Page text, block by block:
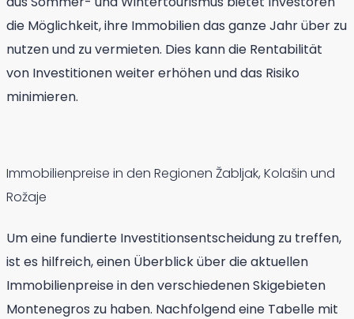
die Möglichkeit, ihre Immobilien das ganze Jahr über zu
nutzen und zu vermieten. Dies kann die Rentabilität
von Investitionen weiter erhöhen und das Risiko
minimieren.
Immobilienpreise in den Regionen Žabljak, Kolašin und
Rožaje
Um eine fundierte Investitionsentscheidung zu treffen,
ist es hilfreich, einen Überblick über die aktuellen
Immobilienpreise in den verschiedenen Skigebieten
Montenegros zu haben. Nachfolgend eine Tabelle mit